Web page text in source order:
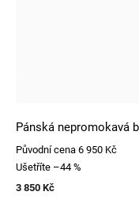
Pánská nepromokavá
Původní cena 6 950 Kč
Ušetříte –44 %
3 850 Kč